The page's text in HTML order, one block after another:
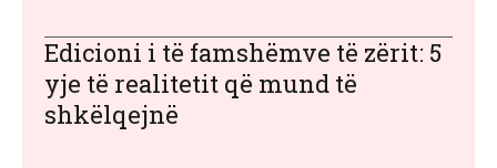
Edicioni i të famshëmve të zërit: 5
yje të realitetit që mund të
shkëlqejnë